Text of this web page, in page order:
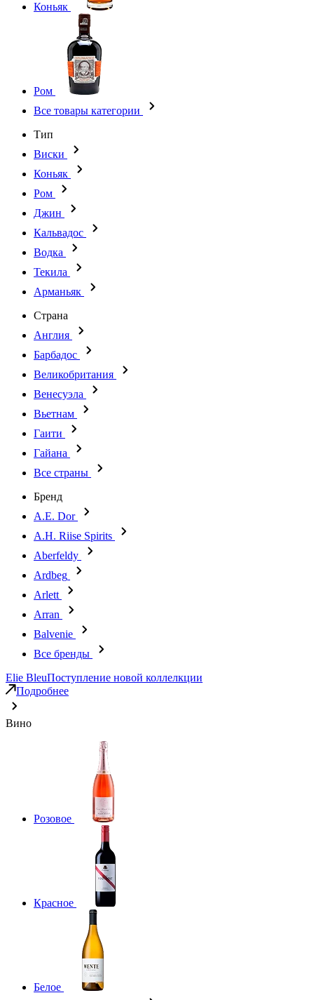
Коньяк
Ром
Все товары категории
Тип
Виски
Коньяк
Ром
Джин
Кальвадос
Водка
Текила
Арманьяк
Страна
Англия
Барбадос
Великобритания
Венесуэла
Вьетнам
Гаити
Гайана
Все страны
Бренд
A.E. Dor
A.H. Riise Spirits
Aberfeldy
Ardbeg
Arlett
Arran
Balvenie
Все бренды
Elie BleuПоступление новой коллелкции
Подробнее
Вино
Розовое
Красное
Белое